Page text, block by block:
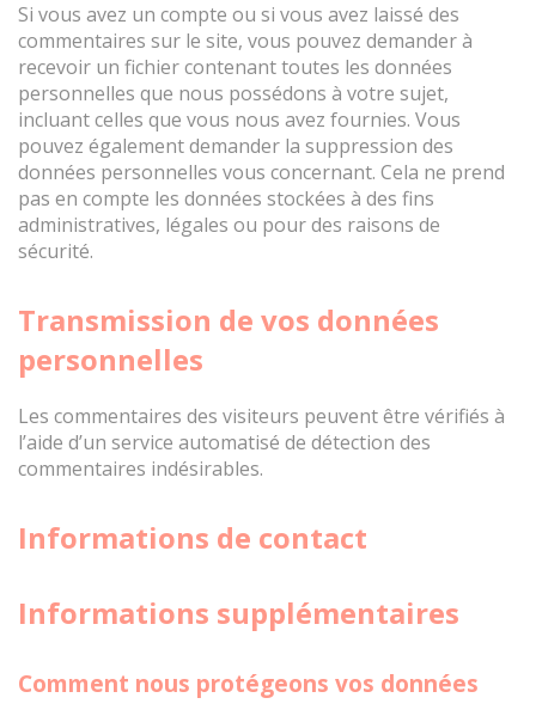
Si vous avez un compte ou si vous avez laissé des
commentaires sur le site, vous pouvez demander à
recevoir un fichier contenant toutes les données
personnelles que nous possédons à votre sujet,
incluant celles que vous nous avez fournies. Vous
pouvez également demander la suppression des
données personnelles vous concernant. Cela ne prend
pas en compte les données stockées à des fins
administratives, légales ou pour des raisons de
sécurité.
Transmission de vos données
personnelles
Les commentaires des visiteurs peuvent être vérifiés à
l’aide d’un service automatisé de détection des
commentaires indésirables.
Informations de contact
Informations supplémentaires
Comment nous protégeons vos données